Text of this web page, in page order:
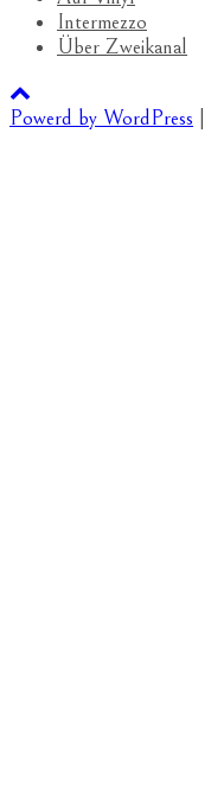
Intermezzo
Über Zweikanal
Powerd by WordPress